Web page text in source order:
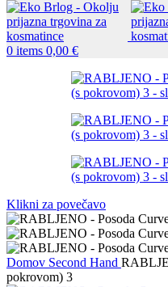
0 items 0,00 €
Klikni za povečavo
Domov Second Hand
pokrovom) 3